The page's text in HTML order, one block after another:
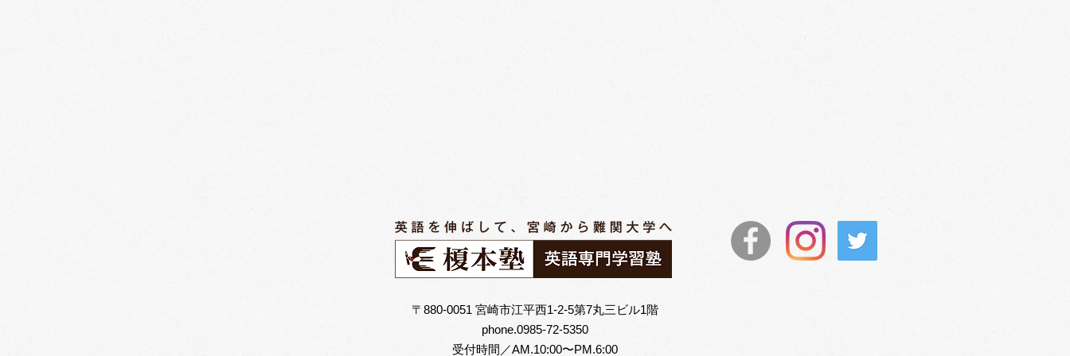
〒880-0051 宮崎市江平西1-2-5第7丸三ビル1階
phone.0985-72-5350
受付時間／AM.10:00〜PM.6:00